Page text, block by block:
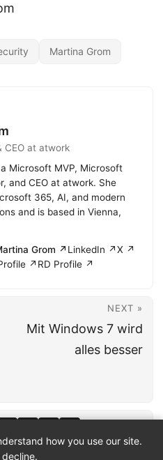
Martina Grom
CEO at atwork
Microsoft MVP, Microsoft
and CEO at atwork. She
365, AI, and modern
and is based in Vienna,
Grom ↗LinkedIn ↗X ↗
↗ RD Profile ↗
NEXT »
Mit Windows 7 wird
alles besser
how you use our site.